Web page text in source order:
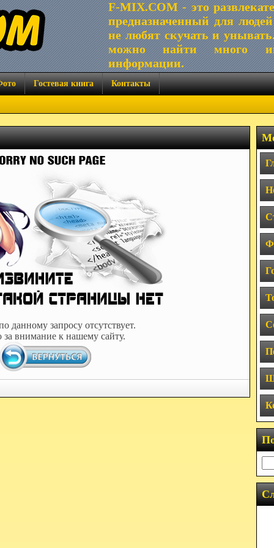
F-MIX.COM - это
предназначенный для
не любят скучать и
можно найти много
информации.
Гостевая книга Контакты
данному запросу отсутствует.
за внимание к нашему сайту.